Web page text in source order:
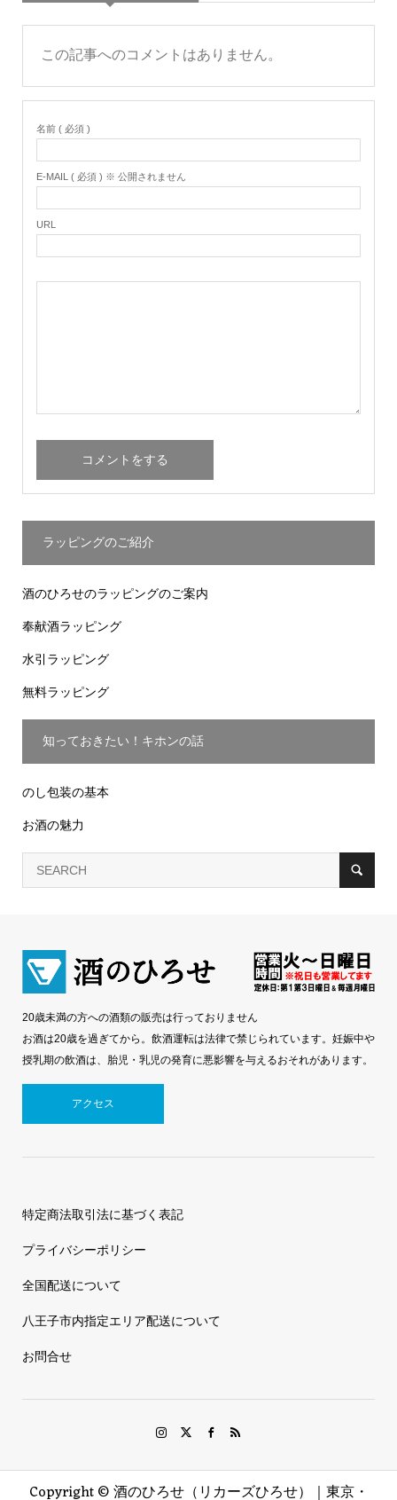
この記事へのコメントはありません。
名前 ( 必須 )
E-MAIL ( 必須 ) ※ 公開されません
URL
ラッピングのご紹介
酒のひろせのラッピングのご案内
奉献酒ラッピング
水引ラッピング
無料ラッピング
知っておきたい！キホンの話
のし包装の基本
お酒の魅力
20歳未満の方への酒類の販売は行っておりません
お酒は20歳を過ぎてから。飲酒運転は法律で禁じられています。妊娠中や
授乳期の飲酒は、胎児・乳児の発育に悪影響を与えるおそれがあります。
アクセス
特定商法取引法に基づく表記
プライバシーポリシー
全国配送について
八王子市内指定エリア配送について
お問合せ
Copyright ©酒のひろせ（リカーズひろせ）｜東京・